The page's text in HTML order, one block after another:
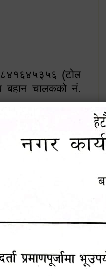
(टोल
चालकको नं.
नं. ९८४१६४५३५६ (टोल फ्रि
नं. ९८४९५०५६००